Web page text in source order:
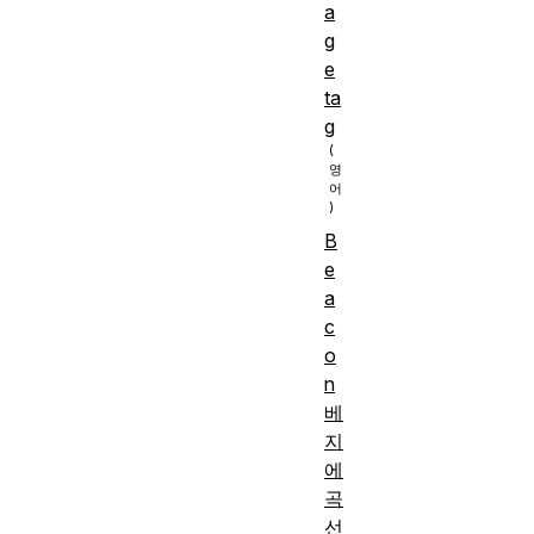
a
g
e
ta
g
B
e
a
c
o
n
베
지
에
곡
선